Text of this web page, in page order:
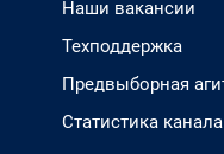
Наши вакансии
Техподдержка
Предвыборная
Статистика